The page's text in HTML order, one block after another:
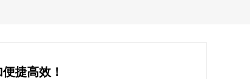
捷高效！